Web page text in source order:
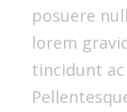
posuere
lorem
tincidunt